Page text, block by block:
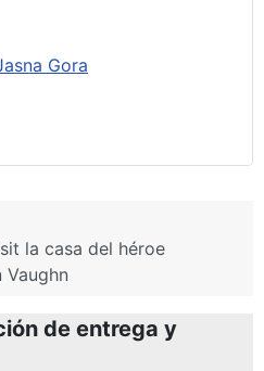
Gora
la casa del héroe
de entrega y